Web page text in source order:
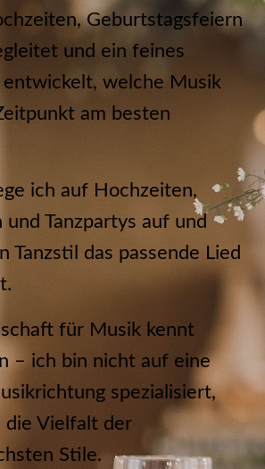
Geburtstagsfeiern
und ein feines
welche Musik
am besten
ich auf Hochzeiten,
Tanzpartys auf und
Tanzstil das passende Lied
für Musik kennt
– ich bin nicht auf eine
spezialisiert,
die Vielfalt der
Stile.